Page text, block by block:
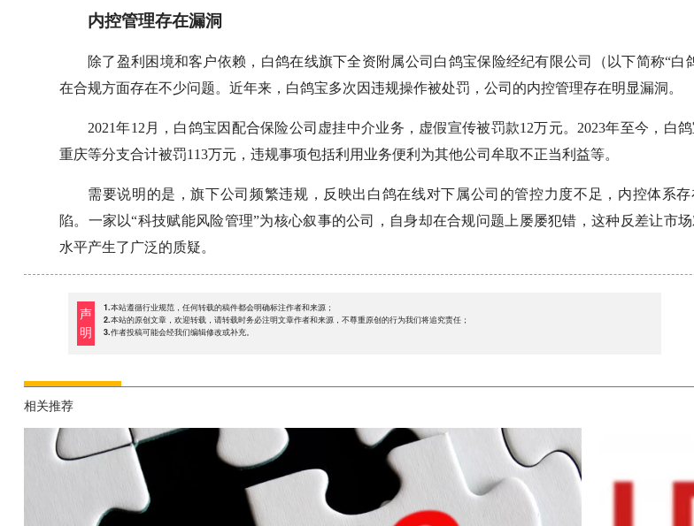
内控管理存在漏洞
除了盈利困境和客户依赖，白鸽在线旗下全资附属公司白鸽宝保险经纪有限公司（以下简称“白
在合规方面存在不少问题。近年来，白鸽宝多次因违规操作被处罚，公司的内控管理存在明显漏洞。
2021年12月，白鸽宝因配合保险公司虚挂中介业务，虚假宣传被罚款12万元。2023年至今，白鸽
重庆等分支合计被罚113万元，违规事项包括利用业务便利为其他公司牟取不正当利益等。
需要说明的是，旗下公司频繁违规，反映出白鸽在线对下属公司的管控力度不足，内控体系
陷。一家以“科技赋能风险管理”为核心叙事的公司，自身却在合规问题上屡屡犯错，这种反差让市
水平产生了广泛的质疑。
声
明
1.本站遵循行业规范，任何转载的稿件都会明确标注作者和来源；
2.本站的原创文章，欢迎转载，请转载时务必注明文章作者和来源，不尊重原创的行为我们将追究责任；
3.作者投稿可能会经我们编辑修改或补充。
相关推荐